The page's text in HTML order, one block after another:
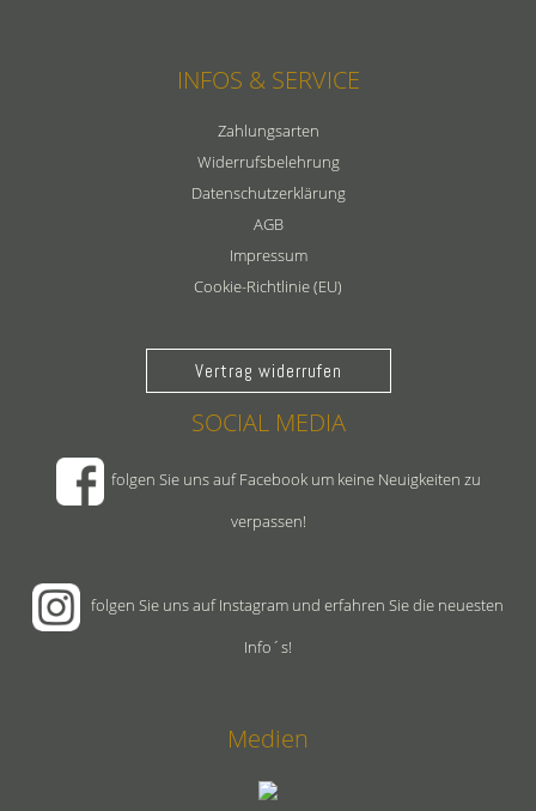
INFOS & SERVICE
Zahlungsarten
Widerrufsbelehrung
Datenschutzerklärung
AGB
Impressum
Cookie-Richtlinie (EU)
Vertrag widerrufen
SOCIAL MEDIA
folgen Sie uns auf Facebook um keine Neuigkeiten zu
verpassen!
folgen Sie uns auf Instagram und erfahren Sie die neuesten
Info´s!
Medien